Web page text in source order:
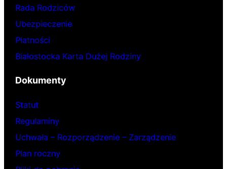
Rada Rodziców
Ubezpieczenie
Płatności
Białostocka Karta Dużej Rodziny
Dokumenty
Statut
Regulaminy
Uchwała – Rozporządzenie – Zarządzenie
Plan roczny